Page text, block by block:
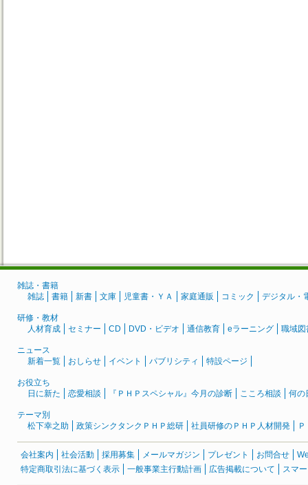
雑誌・書籍
雑誌
書籍 新書 文庫 児童書・ＹＡ 家庭通販 コミック デジタル・
研修・教材
人材育成
セミナー CD DVD・ビデオ 通信教育 eラーニング 職域図
ニュース
新着一覧
おしらせ イベント パブリシティ 特設ページ
お役立ち
日に新た
恋愛相談 『ＰＨＰスペシャル』今月の診断 こころ相談 何の
テーマ別
松下幸之助
政策シンクタンクＰＨＰ総研 社員研修のＰＨＰ人材開発
会社案内 社会活動 採用募集 メールマガジン プレゼント お問合せ
特定商取引法に基づく表示
一般事業主行動計画 広告掲載について スマ